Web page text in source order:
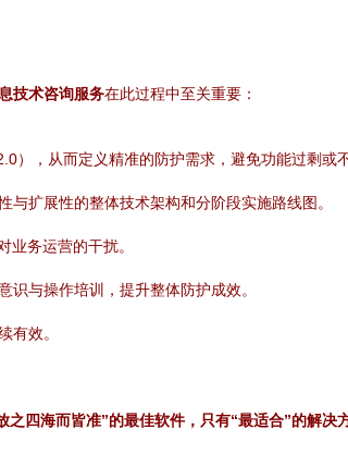
技术咨询服务在此过程中至关重要：
），从而定义精准的防护需求，避免功能过剩或不
扩展性的整体技术架构和分阶段实施路线图。
业务运营的干扰。
识与操作培训，提升整体防护成效。
有效。
四海而皆准”的最佳软件，只有“最适合”的解决